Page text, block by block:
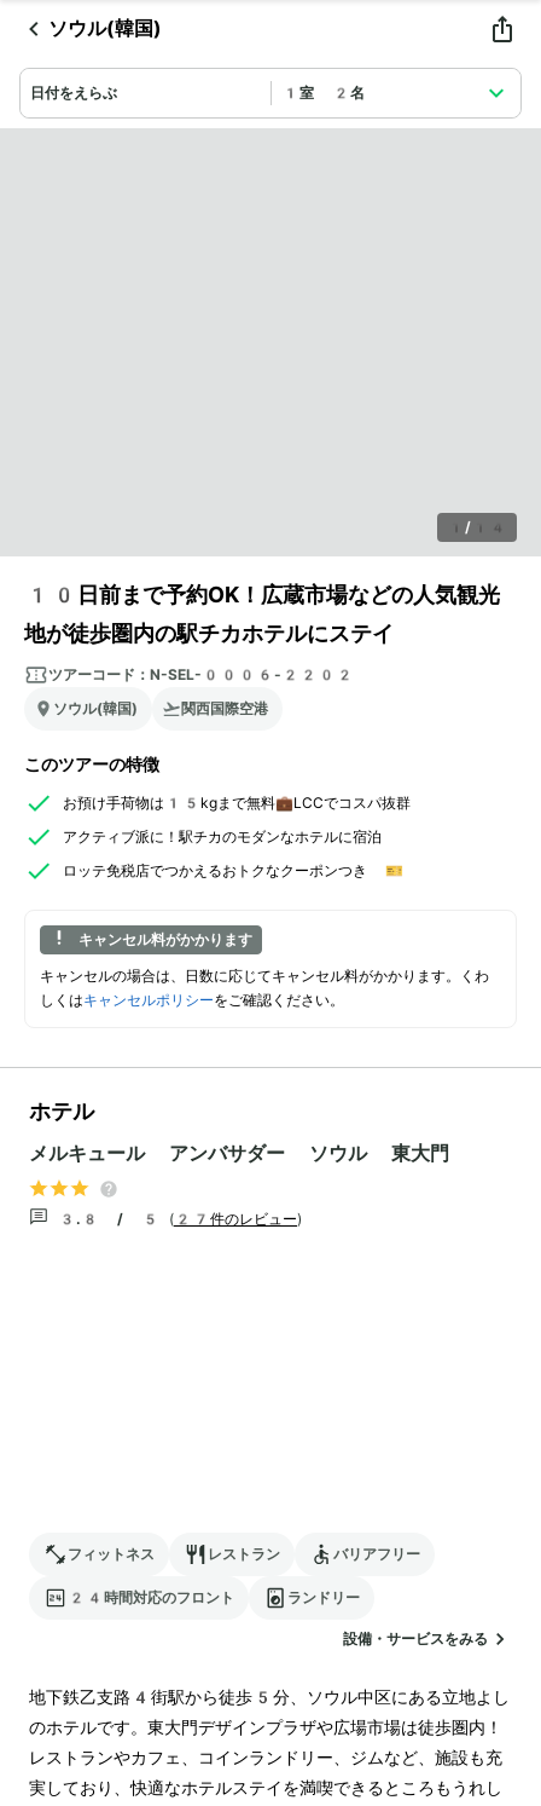
ソウル(韓国)
日付をえらぶ 1室 2名
1 / 14
10日前まで予約OK！広蔵市場などの人気観光
地が徒歩圏内の駅チカホテルにステイ
ツアーコード： N-SEL-0006-2202
ソウル(韓国)
関西国際空港
このツアーの特徴
お預け手荷物は15kgまで無料💼LCCでコスパ抜群
アクティブ派に！駅チカのモダンなホテルに宿泊
ロッテ免税店でつかえるおトクなクーポンつき 🎫
キャンセル料がかかります
キャンセルの場合は、日数に応じてキャンセル料がかかります。くわ
しくはキャンセルポリシーをご確認ください。
ホテル
メルキュール アンバサダー ソウル 東大門
3.8 / 5 ( 27件のレビュー)
フィットネス レストラン バリアフリー
24時間対応のフロント ランドリー
設備・サービスをみる
地下鉄乙支路4街駅から徒歩5分、ソウル中区にある立地よし
のホテルです。東大門デザインプラザや広場市場は徒歩圏内！
レストランやカフェ、コインランドリー、ジムなど、施設も充
実しており、快適なホテルステイを満喫できるところもうれし